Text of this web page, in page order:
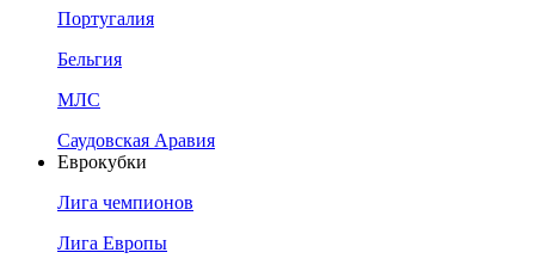
Португалия
Бельгия
МЛС
Саудовская Аравия
Еврокубки
Лига чемпионов
Лига Европы